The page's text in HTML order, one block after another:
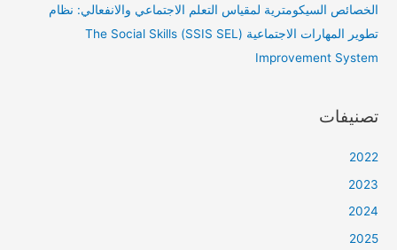
الخصائص السيكومترية لمقياس التعلم الاجتماعي والانفعالي: نظام
تطوير المهارات الاجتماعية (SSIS SEL) The Social Skills
Improvement System
تصنيفات
2022
2023
2024
2025